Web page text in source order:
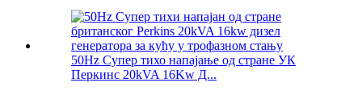
50Hz Супер тихо напајање од стране УК
Перкинс 20kVA 16Kw Д...